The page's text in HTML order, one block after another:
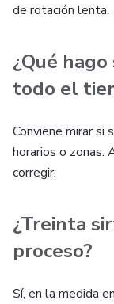
de rotación lenta.
¿Qué
todo el
Conviene mirar si
horarios o zonas.
corregir.
¿Treinta
proceso?
Sí, en la medida